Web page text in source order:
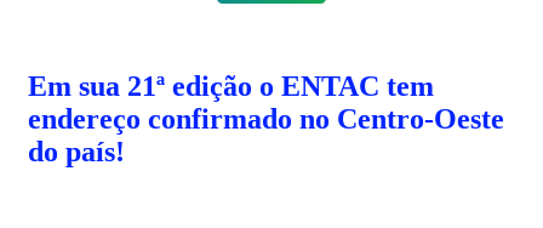
Em sua 21ª edição o ENTAC tem
endereço confirmado no Centro-Oeste
do país!